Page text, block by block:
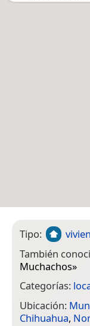
Tipo:
También
Muchachos»
Categorías:
Ubicación:
Chihuahua,